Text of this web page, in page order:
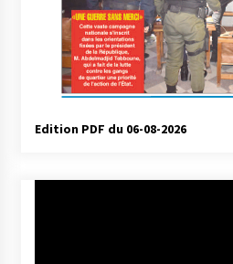
Edition PDF du 06-08-2026